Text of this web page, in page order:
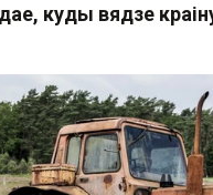
куды вядзе